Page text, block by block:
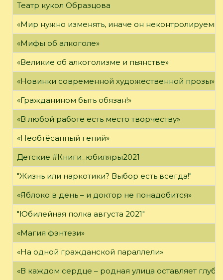
Театр кукол Образцова
«Мир нужно изменять, иначе он
«Мифы об алкоголе»
«Великие об алкоголизме и пьянстве»
«Новинки современной художественной прозы»
«Гражданином быть обязан!»
«В любой работе есть место творчеству»
«Необтёсанный гений»
Детские #Книги_юбиляры2021
"Жизнь или наркотики? Выбор есть всегда!"
«Яблоко в день – и доктор не понадобится»
"Юбилейная полка августа 2021"
«Магия фэнтези»
«На одной гражданской параллели»
«В каждом сердце – родная улица оставляет